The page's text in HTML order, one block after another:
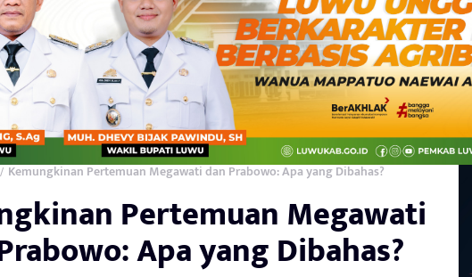
/ Kemungkinan Pertemuan Megawati dan Prabowo: Apa yang Dibahas?
Pertemuan Megawati
Apa yang Dibahas?